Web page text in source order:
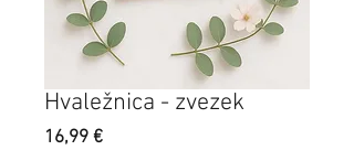
Hvaležnica - zvezek
16,99 €Price